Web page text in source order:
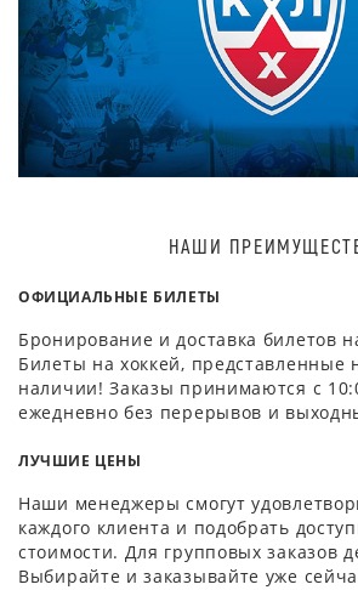
НАШИ
ОФИЦИАЛЬНЫЕ БИЛЕТЫ
Бронирование и доставка билетов
Билеты на хоккей, представленные
наличии! Заказы принимаются с
ежедневно без перерывов и
ЛУЧШИЕ ЦЕНЫ
Наши менеджеры смогут
каждого клиента и подобрать
стоимости. Для групповых заказов
Выбирайте и заказывайте уже